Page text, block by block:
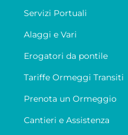
Servizi Portuali
Alaggi e Vari
Erogatori da pontile
Tariffe Ormeggi Transiti
Prenota un Ormeggio
Cantieri e Assistenza